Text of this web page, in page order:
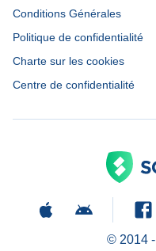
Conditions Générales
Politique de confidentialité
Charte sur les cookies
Centre de confidentialité
© 2014 -